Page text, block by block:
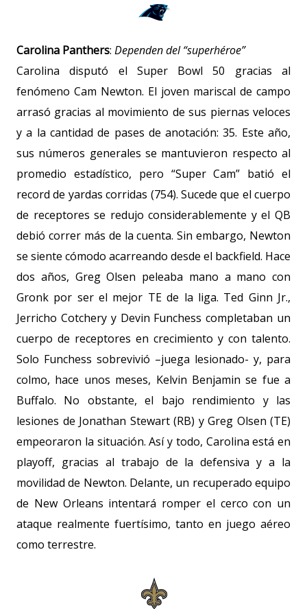
Carolina Panthers: Dependen del “superhéroe”
Carolina disputó el Super Bowl 50 gracias al
fenómeno Cam Newton. El joven mariscal de campo
arrasó gracias al movimiento de sus piernas veloces
y a la cantidad de pases de anotación: 35. Este año,
sus números generales se mantuvieron respecto al
promedio estadístico, pero “Super Cam” batió el
record de yardas corridas (754). Sucede que el cuerpo
de receptores se redujo considerablemente y el QB
debió correr más de la cuenta. Sin embargo, Newton
se siente cómodo acarreando desde el backfield. Hace
dos años, Greg Olsen peleaba mano a mano con
Gronk por ser el mejor TE de la liga. Ted Ginn Jr.,
Jerricho Cotchery y Devin Funchess completaban un
cuerpo de receptores en crecimiento y con talento.
Solo Funchess sobrevivió –juega lesionado- y, para
colmo, hace unos meses, Kelvin Benjamin se fue a
Buffalo. No obstante, el bajo rendimiento y las
lesiones de Jonathan Stewart (RB) y Greg Olsen (TE)
empeoraron la situación. Así y todo, Carolina está en
playoff, gracias al trabajo de la defensiva y a la
movilidad de Newton. Delante, un recuperado equipo
de New Orleans intentará romper el cerco con un
ataque realmente fuertísimo, tanto en juego aéreo
como terrestre.